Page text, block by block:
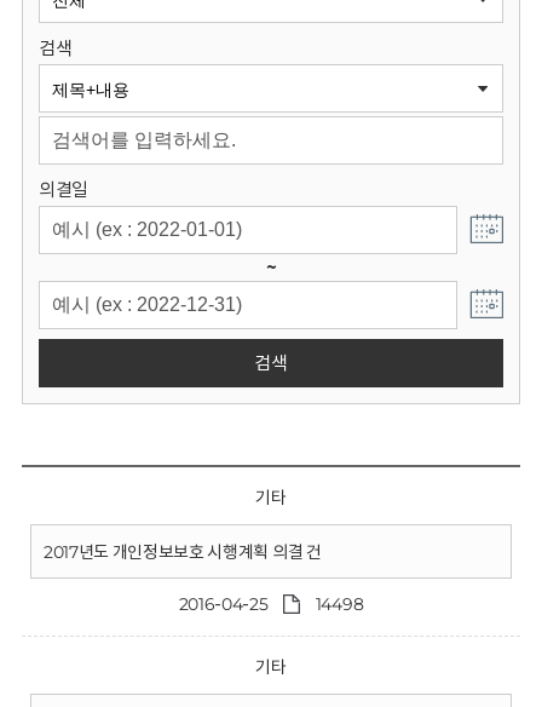
원
회
검색
의결일
~
검색
기타
2017년도 개인정보보호 시행계획 의결 건
2016-04-25 14498
기타